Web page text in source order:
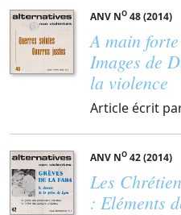
ANV NO 48 (2014)
A main
Images de
la violence
Article écrit
ANV NO 42 (2014)
Les
: Eléments